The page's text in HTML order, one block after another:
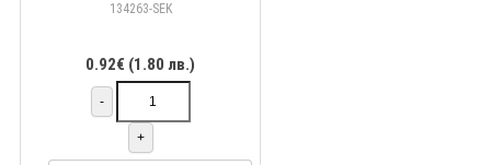
134263-SEK
0.92€ (1.80 лв.)
-
+